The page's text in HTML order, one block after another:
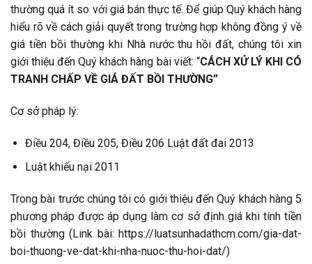
thường quá ít so với giá bán thực tế. Để giúp Quý khách hàng
hiểu rõ về cách giải quyết trong trường hợp không đồng ý về
giá tiền bồi thường khi Nhà nước thu hồi đất, chúng tôi xin
giới thiệu đến Quý khách hàng bài viết: “CÁCH XỬ LÝ KHI CÓ
TRANH CHẤP VỀ GIÁ ĐẤT BỒI THƯỜNG”
Cơ sở pháp lý:
Điều 204, Điều 205, Điều 206 Luật đất đai 2013
Luật khiếu nại 2011
Trong bài trước chúng tôi có giới thiệu đến Quý khách hàng 5
phương pháp được áp dụng làm cơ sở định giá khi tính tiền
bồi thường (Link bài: https://luatsunhadathcm.com/gia-dat-
boi-thuong-ve-dat-khi-nha-nuoc-thu-hoi-dat/)